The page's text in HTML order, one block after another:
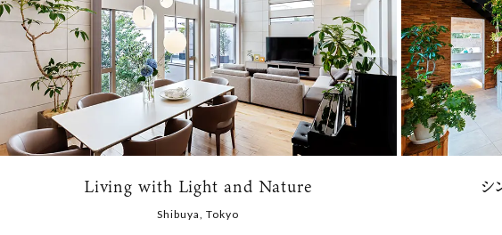
Living with Light and Nature
Shibuya, Tokyo
シ